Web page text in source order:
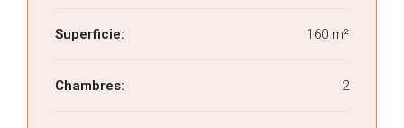
Superficie: 160 m²
Chambres: 2